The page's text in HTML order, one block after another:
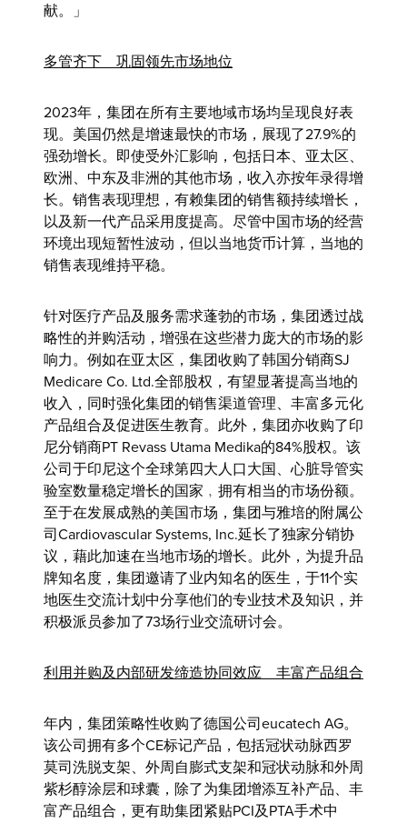
献。」
多管齐下 巩固领先市场地位
2023年，集团在所有主要地域市场均呈现良好表
现。美国仍然是增速最快的市场，展现了27.9%的
强劲增长。即使受外汇影响，包括日本、亚太区、
欧洲、中东及非洲的其他市场，收入亦按年录得增
长。销售表现理想，有赖集团的销售额持续增长，
以及新一代产品采用度提高。尽管中国市场的经营
环境出现短暂性波动，但以当地货币计算，当地的
销售表现维持平稳。
针对医疗产品及服务需求蓬勃的市场，集团透过战
略性的并购活动，增强在这些潜力庞大的市场的影
响力。例如在亚太区，集团收购了韩国分销商SJ
Medicare Co. Ltd.全部股权，有望显著提高当地的
收入，同时强化集团的销售渠道管理、丰富多元化
产品组合及促进医生教育。此外，集团亦收购了印
尼分销商PT Revass Utama Medika的84%股权。该
公司于印尼这个全球第四大人口大国、心脏导管实
验室数量稳定增长的国家﹐拥有相当的市场份额。
至于在发展成熟的美国市场，集团与雅培的附属公
司Cardiovascular Systems, Inc.延长了独家分销协
议，藉此加速在当地市场的增长。此外，为提升品
牌知名度，集团邀请了业内知名的医生，于11个实
地医生交流计划中分享他们的专业技术及知识，并
积极派员参加了73场行业交流研讨会。
利用并购及内部研发缔造协同效应 丰富产品组合
年内，集团策略性收购了德国公司eucatech AG。
该公司拥有多个CE标记产品，包括冠状动脉西罗
莫司洗脱支架、外周自膨式支架和冠状动脉和外周
紫杉醇涂层和球囊，除了为集团增添互补产品、丰
富产品组合，更有助集团紧贴PCI及PTA手术中